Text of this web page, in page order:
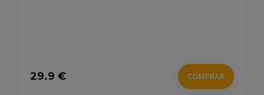
29.9 € COMPRAR